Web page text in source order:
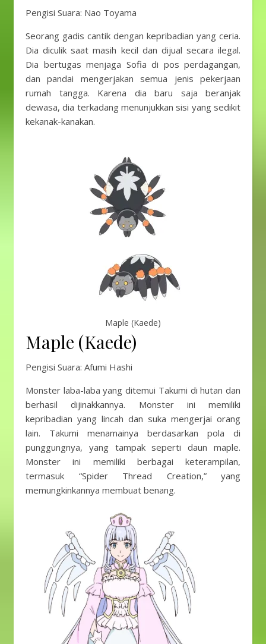
Pengisi Suara: Nao Toyama
Seorang gadis cantik dengan kepribadian yang ceria.
Dia diculik saat masih kecil dan dijual secara ilegal.
Dia bertugas menjaga Sofia di pos perdagangan,
dan pandai mengerjakan semua jenis pekerjaan
rumah tangga. Karena dia baru saja beranjak
dewasa, dia terkadang menunjukkan sisi yang sedikit
kekanak-kanakan.
Maple (Kaede)
Maple (Kaede)
Pengisi Suara: Afumi Hashi
Monster laba-laba yang ditemui Takumi di hutan dan
berhasil dijinakkannya. Monster ini memiliki
kepribadian yang lincah dan suka mengerjai orang
lain. Takumi menamainya berdasarkan pola di
punggungnya, yang tampak seperti daun maple.
Monster ini memiliki berbagai keterampilan,
termasuk “Spider Thread Creation,” yang
memungkinkannya membuat benang.